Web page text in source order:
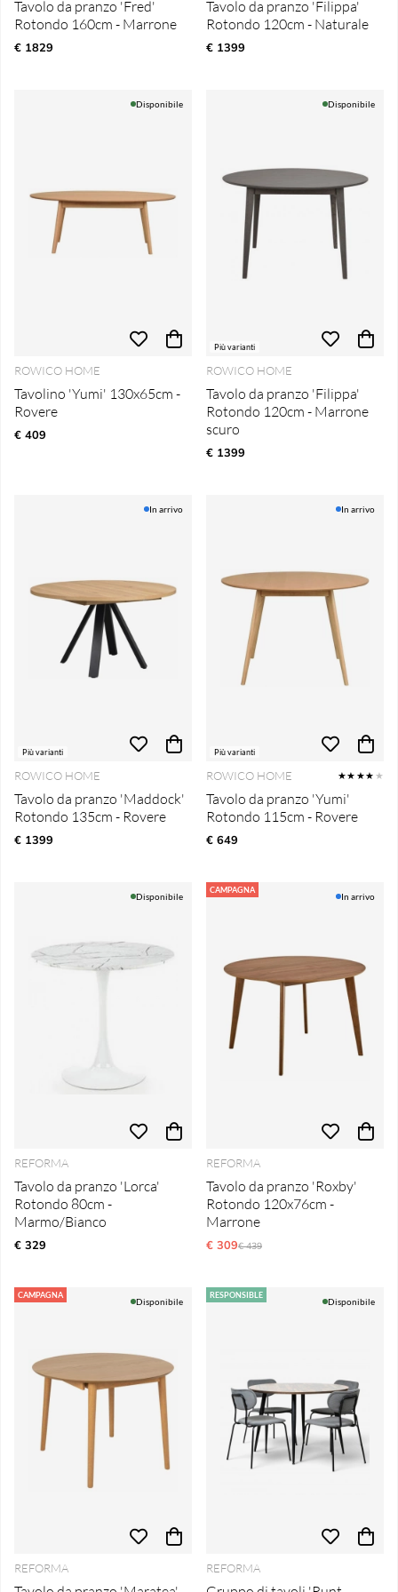
Tavolo da pranzo 'Fred'
Rotondo 160cm - Marrone
€ 1829
Tavolo da pranzo 'Filippa'
Rotondo 120cm - Naturale
€ 1399
Disponibile
ROWICO HOME
Tavolino 'Yumi' 130x65cm -
Rovere
€ 409
Più varianti
Disponibile
ROWICO HOME
Tavolo da pranzo 'Filippa'
Rotondo 120cm - Marrone
scuro
€ 1399
Più varianti
In arrivo
ROWICO HOME
Tavolo da pranzo 'Maddock'
Rotondo 135cm - Rovere
€ 1399
Più varianti
In arrivo
ROWICO HOME ★★★★ ★
Tavolo da pranzo 'Yumi'
Rotondo 115cm - Rovere
€ 649
Disponibile
REFORMA
Tavolo da pranzo 'Lorca'
Rotondo 80cm -
Marmo/Bianco
€ 329
CAMPAGNA
In arrivo
REFORMA
Tavolo da pranzo 'Roxby'
Rotondo 120x76cm -
Marrone
€ 309Prezzo ordinario:
€ 439
CAMPAGNA
Disponibile
REFORMA
RESPONSIBLE
Disponibile
REFORMA